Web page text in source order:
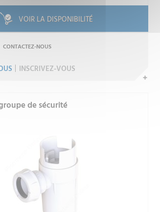
VOIR LA DISPONIBILITÉ
CONTACTEZ-NOUS
INSCRIVEZ-VOUS
de sécurité